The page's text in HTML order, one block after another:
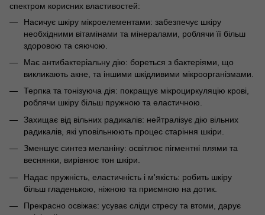
спектром корисних властивостей:
Насичує шкіру мікроелементами: забезпечує шкіру
необхідними вітамінами та мінералами, роблячи її більш
здоровою та сяючою.
Має антибактеріальну дію: бореться з бактеріями, що
викликають акне, та іншими шкідливими мікроорганізмами.
Терпка та тонізуюча дія: покращує мікроциркуляцію крові,
роблячи шкіру більш пружною та еластичною.
Захищає від вільних радикалів: нейтралізує дію вільних
радикалів, які уповільнюють процес старіння шкіри.
Зменшує синтез меланіну: освітлює пігментні плями та
веснянки, вирівнює тон шкіри.
Надає пружність, еластичність і м'якість: робить шкіру
більш гладенькою, ніжною та приємною на дотик.
Прекрасно освіжає: усуває сліди стресу та втоми, дарує